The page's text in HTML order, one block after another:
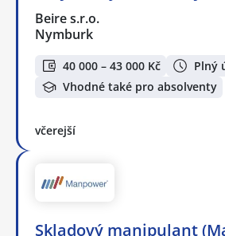
Beire s.r.o.
Nymburk
40 000 – 43 000 Kč
Plný
Vhodné také pro absolventy
včerejší
Skladový manipulant